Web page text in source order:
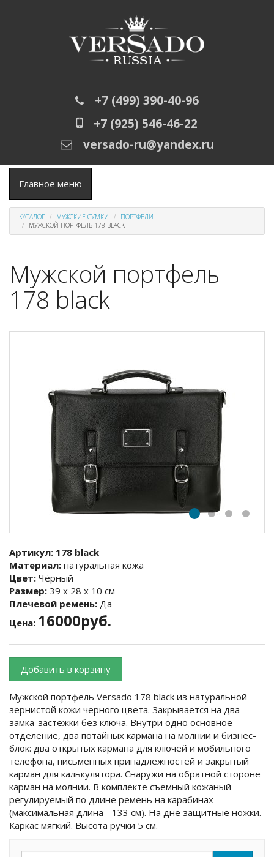
+7 (499) 390-40-96
+7 (925) 546-46-22
versado-ru@yandex.ru
Главное меню
КАТАЛОГ МУЖСКИЕ СУМКИ
ПОРТФЕЛИ
МУЖСКОЙ ПОРТФЕЛЬ 178 BLACK
Мужской портфель
178 black
Артикул: 178 black
Материал: натуральная кожа
Цвет: Чёрный
Размер: 39 х 28 х 10 см
Плечевой ремень: Да
Цена: 16000руб.
Добавить в корзину
Мужской портфель Versado 178 black из натуральной
зернистой кожи черного цвета. Закрывается на два
замка-застежки без ключа. Внутри одно основное
отделение, два потайных кармана на молнии и бизнес-
блок: два открытых кармана для ключей и мобильного
телефона, письменных принадлежностей и закрытый
карман для калькулятора. Снаружи на обратной стороне
карман на молнии. В комплекте съемный кожаный
регулируемый по длине ремень на карабинах
(максимальная длина - 133 см). На дне защитные ножки.
Каркас мягкий. Высота ручки 5 см.